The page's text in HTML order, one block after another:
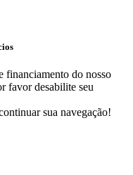
financiamento do nosso
favor desabilite seu
sua navegação!